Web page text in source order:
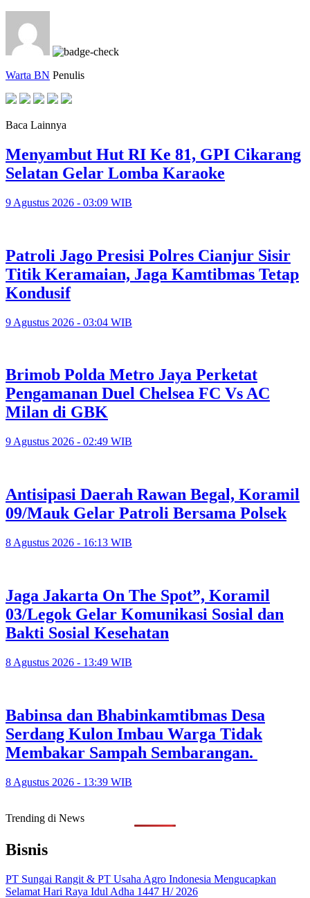
Warta BN Penulis
Baca Lainnya
Menyambut Hut RI Ke 81, GPI Cikarang
Selatan Gelar Lomba Karaoke
9 Agustus 2026 - 03:09 WIB
Patroli Jago Presisi Polres Cianjur Sisir
Titik Keramaian, Jaga Kamtibmas Tetap
Kondusif
9 Agustus 2026 - 03:04 WIB
Brimob Polda Metro Jaya Perketat
Pengamanan Duel Chelsea FC Vs AC
Milan di GBK
9 Agustus 2026 - 02:49 WIB
Antisipasi Daerah Rawan Begal, Koramil
09/Mauk Gelar Patroli Bersama Polsek
8 Agustus 2026 - 16:13 WIB
Jaga Jakarta On The Spot”, Koramil
03/Legok Gelar Komunikasi Sosial dan
Bakti Sosial Kesehatan
8 Agustus 2026 - 13:49 WIB
Babinsa dan Bhabinkamtibmas Desa
Serdang Kulon Imbau Warga Tidak
Membakar Sampah Sembarangan.
8 Agustus 2026 - 13:39 WIB
Trending di News
Bisnis
PT Sungai Rangit & PT Usaha Agro Indonesia Mengucapkan
Selamat Hari Raya Idul Adha 1447 H/ 2026